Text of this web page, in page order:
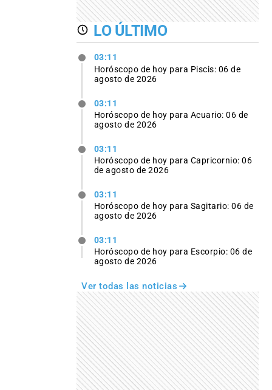
LO ÚLTIMO
03:11
Horóscopo de hoy para Piscis: 06 de
agosto de 2026
03:11
Horóscopo de hoy para Acuario: 06 de
agosto de 2026
03:11
Horóscopo de hoy para Capricornio: 06
de agosto de 2026
03:11
Horóscopo de hoy para Sagitario: 06 de
agosto de 2026
03:11
Horóscopo de hoy para Escorpio: 06 de
agosto de 2026
Ver todas las noticias